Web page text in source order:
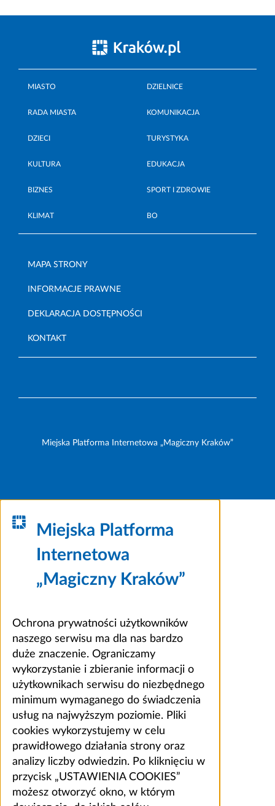
MIASTO DZIELNICE
RADA MIASTA KOMUNIKACJA
DZIECI TURYSTYKA
KULTURA EDUKACJA
BIZNES SPORT I ZDROWIE
KLIMAT BO
MAPA STRONY
INFORMACJE PRAWNE
DEKLARACJA DOSTĘPNOŚCI
KONTAKT
Miejska Platforma Internetowa „Magiczny Kraków”
Miejska Platforma
Internetowa
„Magiczny Kraków”
Ochrona prywatności użytkowników
naszego serwisu ma dla nas bardzo
duże znaczenie. Ograniczamy
wykorzystanie i zbieranie informacji o
użytkownikach serwisu do niezbędnego
minimum wymaganego do świadczenia
usług na najwyższym poziomie. Pliki
cookies wykorzystujemy w celu
prawidłowego działania strony oraz
analizy liczby odwiedzin. Po kliknięciu w
przycisk „USTAWIENIA COOKIES”
możesz otworzyć okno, w którym